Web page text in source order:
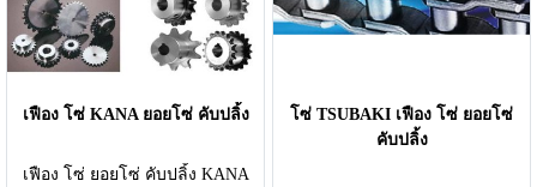
เฟือง โซ่ KANA ยอยโซ่ คับปลิ้ง
เฟือง โซ่ ยอยโซ่ คับปลิ้ง KANA
โซ่ TSUBAKI เฟือง โซ่ ยอยโซ่
คับปลิ้ง